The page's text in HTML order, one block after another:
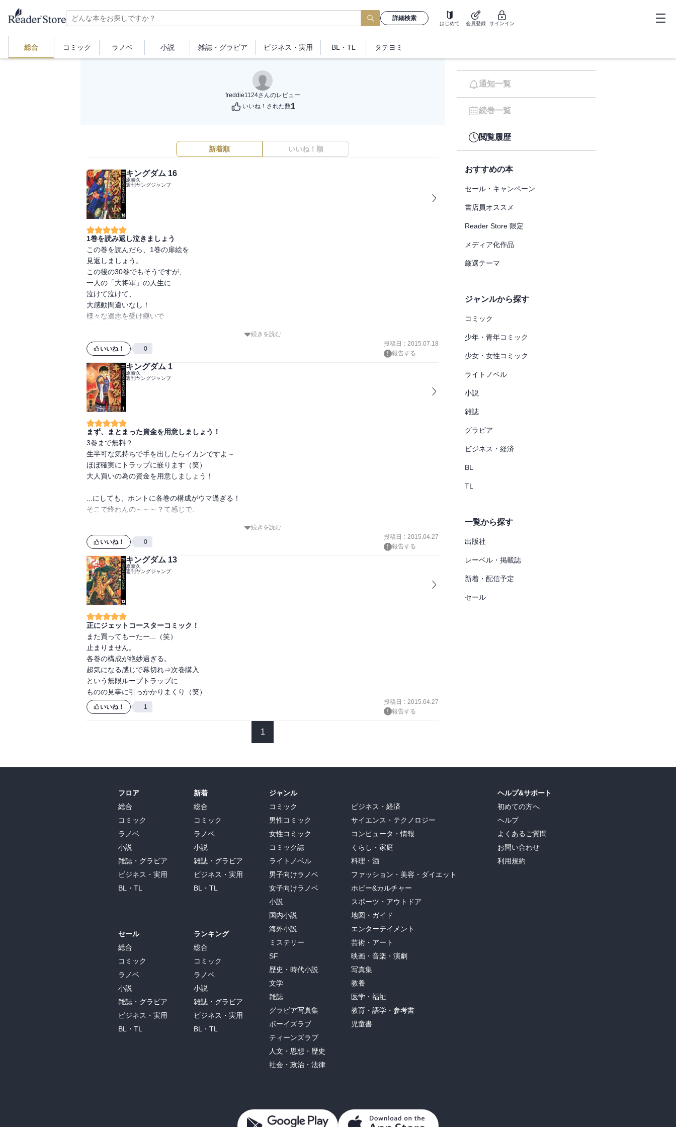
詳細検索
はじめて 会員登録 サインイン
総合 コミック ラノベ 小説 雑誌・ グラビア ビジネス ・実用 BL・TL タテヨミ
freddie1124さんのレビュー
いいね！された数1
新着順 いいね！順
キングダム 16
原泰久
週刊ヤングジャンプ
1巻を読み返し泣きましょう
この巻を読んだら、1巻の扉絵を
見返しましょう。
この後の30巻でもそうですが、
一人の「大将軍」の人生に
泣けて泣けて、
大感動間違いなし！
様々な遺志を受け継いで
それにしても、
続きを読む
いいね！ 0
投稿日 : 2015.07.18
報告する
キングダム 1
原泰久
週刊ヤングジャンプ
まず、まとまった資金を用意しましょう！
3巻まで無料？
生半可な気持ちで手を出したらイカンですよ～
ほぼ確実にトラップに嵌ります（笑）
大人買いの為の資金を用意しましょう！
...にしても、ホントに各巻の構成がウマ過ぎる！
そこで終わんの～～～？て感じで、
続きを読む
いいね！ 0
投稿日 : 2015.04.27
報告する
キングダム 13
原泰久
週刊ヤングジャンプ
正にジェットコースターコミック！
また買ってもーたー...（笑）
止まりません。
各巻の構成が絶妙過ぎる。
超気になる感じで幕切れ⇒次巻購入
という無限ループトラップに
ものの見事に引っかかりまくり（笑）
いいね！ 1
投稿日 : 2015.04.27
報告する
1
通知一覧
続巻一覧
閲覧履歴
おすすめの本
セール・キャンペーン
書店員オススメ
Reader Store 限定
メディア化作品
厳選テーマ
ジャンルから探す
コミック
少年・青年コミック
少女・女性コミック
ライトノベル
小説
雑誌
グラビア
ビジネス・経済
BL
TL
一覧から探す
出版社
レーベル・掲載誌
新着・配信予定
セール
フロア
総合
コミック
ラノベ
小説
雑誌・グラビア
ビジネス・実用
BL・TL
セール
総合
コミック
ラノベ
小説
雑誌・グラビア
ビジネス・実用
BL・TL
新着
総合
コミック
ラノベ
小説
雑誌・グラビア
ビジネス・実用
BL・TL
ランキング
総合
コミック
ラノベ
小説
雑誌・グラビア
ビジネス・実用
BL・TL
ジャンル
コミック
男性コミック
女性コミック
コミック誌
ライトノベル
男子向けラノベ
女子向けラノベ
小説
国内小説
海外小説
ミステリー
SF
歴史・時代小説
文学
雑誌
グラビア写真集
ボーイズラブ
ティーンズラブ
人文・思想・歴史
社会・政治・法律
ビジネス・経済
サイエンス・テクノロジー
コンピュータ・情報
くらし・家庭
料理・酒
ファッション・美容・ダイエット
ホビー&カルチャー
スポーツ・アウトドア
地図・ガイド
エンターテイメント
芸術・アート
映画・音楽・演劇
写真集
教養
医学・福祉
教育・語学・参考書
児童書
ヘルプ&サポート
初めての方へ
ヘルプ
よくあるご質問
お問い合わせ
利用規約